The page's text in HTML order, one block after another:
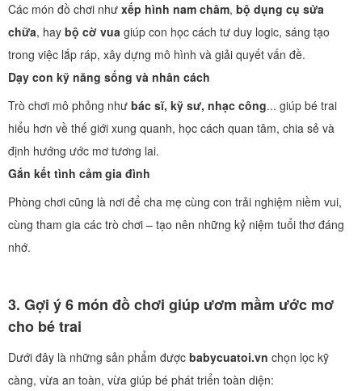
Các món đồ chơi như xếp hình nam châm, bộ dụng cụ sửa
chữa, hay bộ cờ vua giúp con học cách tư duy logic, sáng tạo
trong việc lắp ráp, xây dựng mô hình và giải quyết vấn đề.
Dạy con kỹ năng sống và nhân cách
Trò chơi mô phỏng như bác sĩ, kỹ sư, nhạc công... giúp bé trai
hiểu hơn về thế giới xung quanh, học cách quan tâm, chia sẻ và
định hướng ước mơ tương lai.
Gắn kết tình cảm gia đình
Phòng chơi cũng là nơi để cha mẹ cùng con trải nghiệm niềm vui,
cùng tham gia các trò chơi – tạo nên những kỷ niệm tuổi thơ đáng
nhớ.
3. Gợi ý 6 món đồ chơi giúp ươm mầm ước mơ
cho bé trai
Dưới đây là những sản phẩm được babycuatoi.vn chọn lọc kỹ
càng, vừa an toàn, vừa giúp bé phát triển toàn diện: